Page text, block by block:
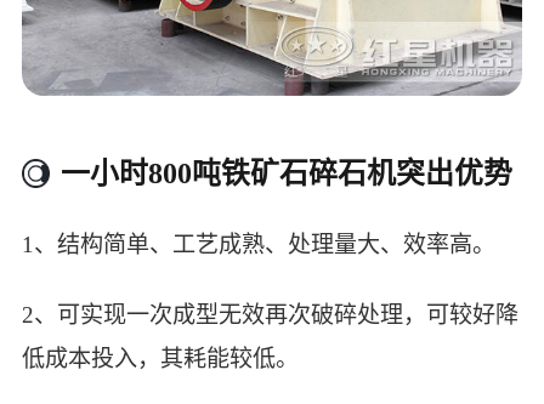
一小时800吨铁矿石碎石机突出优势
1、结构简单、工艺成熟、处理量大、效率高。
2、可实现一次成型无效再次破碎处理，可较好降
低成本投入，其耗能较低。